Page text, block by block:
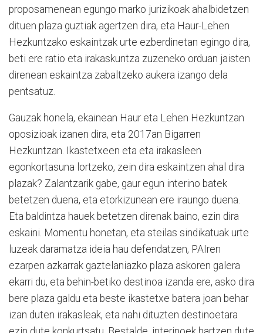
proposamenean egungo marko jurizikoak ahalbidetzen
dituen plaza guztiak agertzen dira, eta Haur-Lehen
Hezkuntzako eskaintzak urte ezberdinetan egingo dira,
beti ere ratio eta irakaskuntza zuzeneko orduan jaisten
direnean eskaintza zabaltzeko aukera izango dela
pentsatuz.
Gauzak honela, ekainean Haur eta Lehen Hezkuntzan
oposizioak izanen dira, eta 2017an Bigarren
Hezkuntzan. Ikastetxeen eta eta irakasleen
egonkortasuna lortzeko, zein dira eskaintzen ahal dira
plazak? Zalantzarik gabe, gaur egun interino batek
betetzen duena, eta etorkizunean ere iraungo duena.
Eta baldintza hauek betetzen direnak baino, ezin dira
eskaini. Momentu honetan, eta steilas sindikatuak urte
luzeak daramatza ideia hau defendatzen, PAIren
ezarpen azkarrak gaztelaniazko plaza askoren galera
ekarri du, eta behin-betiko destinoa izanda ere, asko dira
bere plaza galdu eta beste ikastetxe batera joan behar
izan duten irakasleak, eta nahi dituzten destinoetara